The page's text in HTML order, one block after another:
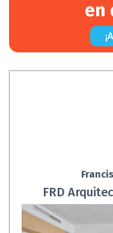
en
FRD